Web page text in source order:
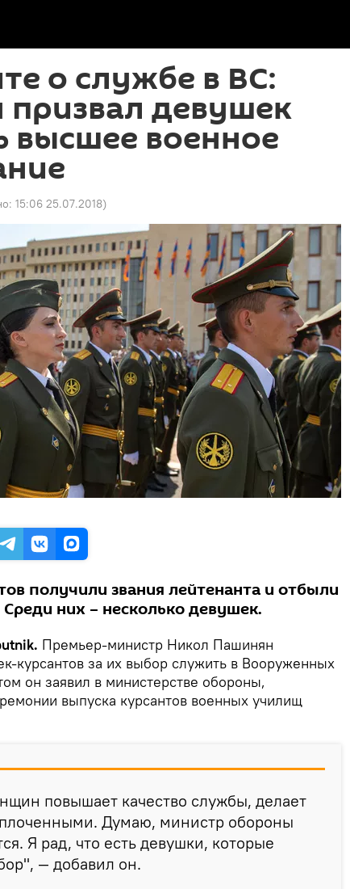
о службе в ВС:
девушек
высшее военное
15:06 25.07.2018)
получили звания лейтенанта и отбыли
них – несколько девушек.
Премьер-министр Никол Пашинян
курсантов за их выбор служить в Вооруженных
он заявил в министерстве обороны,
выпуска курсантов военных училищ
повышает качество службы, делает
Думаю, министр обороны
Я рад, что есть девушки, которые
— добавил он.